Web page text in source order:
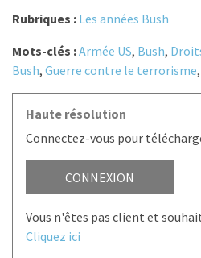
Rubriques : Les années Bush
Mots-clés :Armée US, Bush,
Bush, Guerre contre le terrorisme,
Haute résolution
Connectez-vous pour
CONNEXION
Vous n'êtes pas client et
Cliquez ici